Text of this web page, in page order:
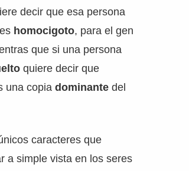
decir que esa persona
homocigoto, para el gen
que si una persona
quiere decir que
una copiadominantedel
caracteres que
a simple vista en los seres